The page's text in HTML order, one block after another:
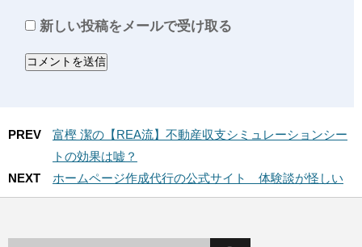
新しい投稿をメールで受け取る
PREV
富樫 潔の【REA流】不動産収支シミュレーションシー
トの効果は嘘？
NEXT
ホームページ作成代行の公式サイト 体験談が怪しい